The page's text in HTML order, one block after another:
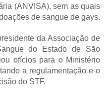
(ANVISA), sem as quais
de sangue de gays.
da Associação de
do Estado de São
ofícios para o Ministério
a regulamentação e o
do STF.